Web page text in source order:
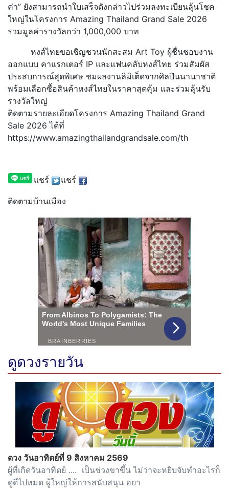
ค่า” ยังสามารถนำใบเสร็จดังกล่าวไปร่วมลงทะเบียนลุ้นโชค
ใหญ่ในโครงการ Amazing Thailand Grand Sale 2026
รวมมูลค่ารางวัลกว่า 1,000,000 บาท
หงส์ไทยขอเชิญชวนนักสะสม Art Toy ผู้ชื่นชอบงาน
ออกแบบ คาแรกเตอร์ IP และแฟนคลับหงส์ไทย ร่วมสัมผัส
ประสบการณ์สุดพิเศษ ชมผลงานลิมิเต็ดจากศิลปินนานาชาติ
พร้อมเลือกซื้อสินค้าหงส์ไทยในราคาสุดคุ้ม และร่วมลุ้นรับ
รางวัลใหญ่
ติดตามรายละเอียดโครงการ Amazing Thailand Grand
Sale 2026 ได้ที่
https://www.amazingthailandgrandsale.com/th
แชร์ แชร์
ติดตามบ้านเมือง
ดูดวงรายวัน
ดวง วันอาทิตย์ที่ 9 สิงหาคม 2569
ผู้ที่เกิดวันอาทิตย์ .... เป็นช่วงขาขึ้น ไม่ว่าจะหยิบจับทำอะไรก็
ดูดีไปหมด ผู้ใหญ่ให้การสนับสนุน อยา